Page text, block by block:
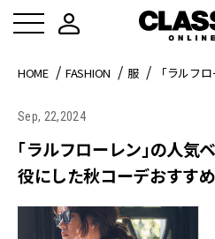
HOME FASHION 服 「ラルフ
Sep, 22,2024
「ラルフローレン」の人気
役にした秋コーデおすす